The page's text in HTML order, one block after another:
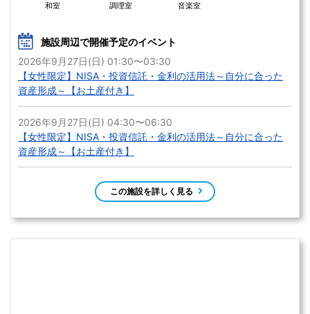
和室 調理室 音楽室
施設周辺で開催予定のイベント
2026年9月27日(日) 01:30〜03:30
【女性限定】NISA・投資信託・金利の活用法～自分に合った
資産形成～【お土産付き】
2026年9月27日(日) 04:30〜06:30
【女性限定】NISA・投資信託・金利の活用法～自分に合った
資産形成～【お土産付き】
この施設を詳しく見る